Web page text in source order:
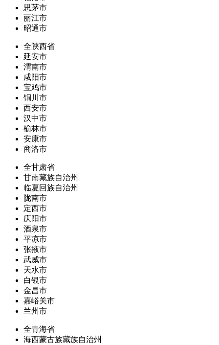
思茅市
丽江市
昭通市
全陕西省
延安市
渭南市
咸阳市
宝鸡市
铜川市
西安市
汉中市
榆林市
安康市
商洛市
全甘肃省
甘南藏族自治州
临夏回族自治州
陇南市
定西市
庆阳市
酒泉市
平凉市
张掖市
武威市
天水市
白银市
金昌市
嘉峪关市
兰州市
全青海省
海西蒙古族藏族自治州